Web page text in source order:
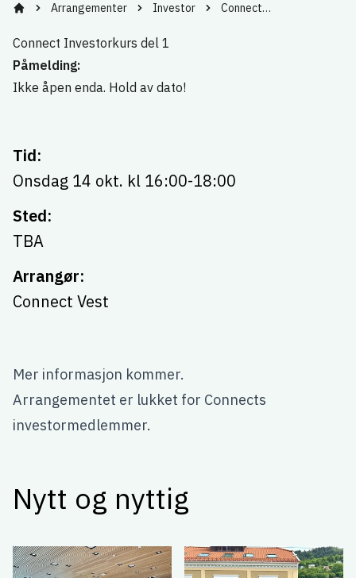
Arrangementer Investor Connect…
Connect Investorkurs del 1
Påmelding:
Ikke åpen enda. Hold av dato!
Tid:
Onsdag 14 okt. kl 16:00-18:00
Sted:
TBA
Arrangør:
Connect Vest
Mer informasjon kommer.
Arrangementet er lukket for Connects
investormedlemmer.
Nytt og nyttig